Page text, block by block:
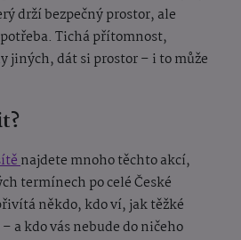
drží bezpečný prostor, ale
Tichá přítomnost,
jiných, dát si prostor – i to může
najdete mnoho těchto akcí,
termínech po celé České
někdo, kdo ví, jak těžké
a kdo vás nebude do ničeho